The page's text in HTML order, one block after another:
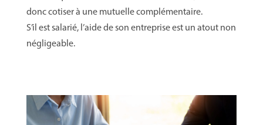
donc cotiser à une mutuelle complémentaire.
S’il est salarié, l’aide de son entreprise est un atout non
négligeable.